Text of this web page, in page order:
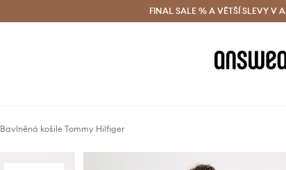
Doručení a vrácení zdarma (od 1800 Kč) Doručení
FINAL SALE % A VĚTŠÍ SLEVY V
Bavlněná košile Tommy Hilfiger